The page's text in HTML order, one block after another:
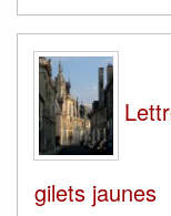
gilets jaunes